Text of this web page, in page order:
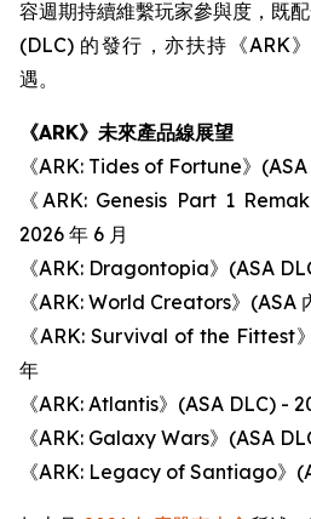
容週期持續維繫玩家參與度，既
(DLC) 的發行，亦扶持《ARK
遇。
《ARK》未來產品線展望
《ARK: Tides of Fortune》
《ARK: Genesis Part 1
2026 年 6 月
《ARK: Dragontopia》(ASA
《ARK: World Creators》(ASA
《ARK: Survival of the Fittest
年
《ARK: Atlantis》(ASA DLC) -
《ARK: Galaxy Wars》(ASA
《ARK: Legacy of Santiago》